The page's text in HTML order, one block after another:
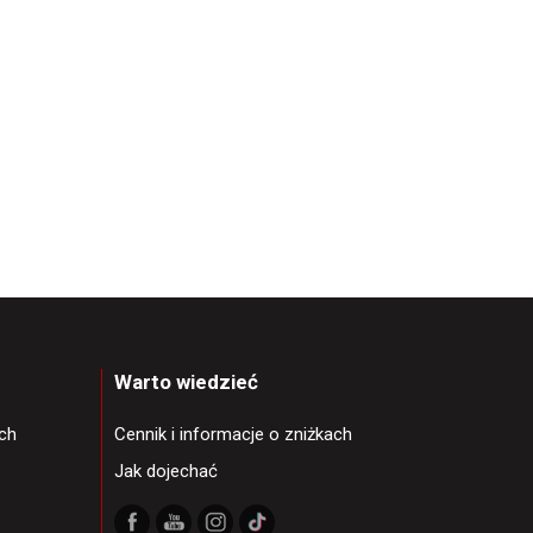
Warto wiedzieć
Cennik i informacje o zniżkach
Jak dojechać